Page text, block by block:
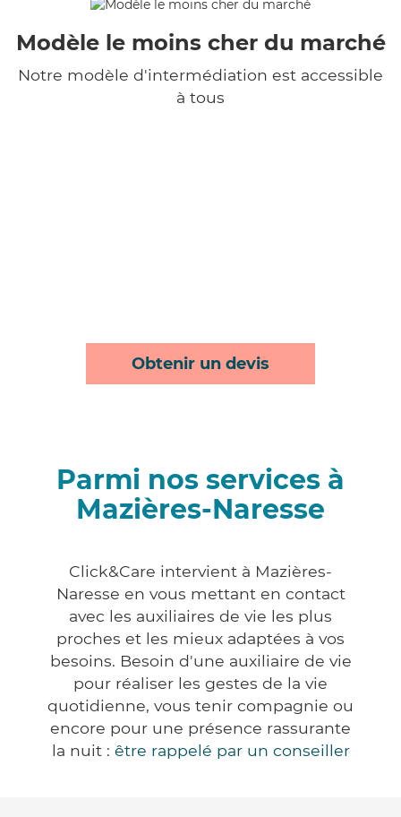
Modèle le moins cher du marché
Notre modèle d'intermédiation est accessible
à tous
Obtenir un devis
Parmi nos services à
Mazières-Naresse
Click&Care intervient à Mazières-
Naresse en vous mettant en contact
avec les auxiliaires de vie les plus
proches et les mieux adaptées à vos
besoins. Besoin d'une auxiliaire de vie
pour réaliser les gestes de la vie
quotidienne, vous tenir compagnie ou
encore pour une présence rassurante
la nuit : être rappelé par un conseiller